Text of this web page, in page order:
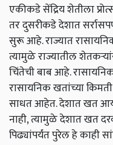
एकीकडे सेंद्रिय शेतीला
तर दुसरीकडे देशात
सुरू आहे. राज्यात
त्यामुळे राज्यातील
चिंतेची बाब आहे.
रासायनिक खतांच्या
साधत आहेत. देशात खत
नाही, त्यामुळे देशात खत
पिढ्यांपर्यंत पुरेल हे काही